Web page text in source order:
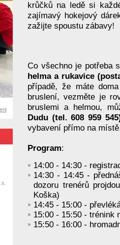
krůčků na ledě si
zajímavý hokejový
zažijte spoustu zábavy!
Co všechno je potřeba
helma a rukavice
případě, že máte
bruslení, vezměte je
bruslemi a helmou,
Dudu (tel. 608 959
vybavení přímo na
Program:
14:00 - 14:30 -
14:30 - 14:45 -
dozoru trenérů
Koška)
14:45 - 15:00 -
15:00 - 15:50 - trénink
15:50 - 16:00 -